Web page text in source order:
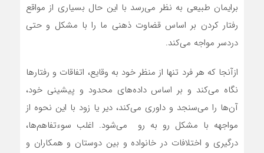
برایمان طبیعی به نظر می‌رسد با این‌ حال بسیاری از مواقع
رفتار کردن بر اساس قضاوت ذهنی ما را با مشکل و حتی
دردسر مواجه می‌کند.
ازآنجا که هر فرد تنها از منظر خود به وقایع، اتفاقات و رفتارها
نگاه می‌کند و بر اساس داده‌های محدود و پیشینی خود،
آن‌ها را می‌سنجد و داوری می‌کند، دیر یا زود با این نحوه از
مواجهه با مشکل رو به رو می‌شود. اغلب سوءتفاهم‌ها،
درگیری و اختلافات در خانواده و بین دوستان و همکاران و